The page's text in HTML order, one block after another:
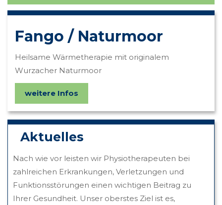
Fango / Naturmoor
Heilsame Wärmetherapie mit originalem
Wurzacher Naturmoor
weitere Infos
Aktuelles
Nach wie vor leisten wir Physiotherapeuten bei
zahlreichen Erkrankungen, Verletzungen und
Funktionsstörungen einen wichtigen Beitrag zu
Ihrer Gesundheit. Unser oberstes Ziel ist es,